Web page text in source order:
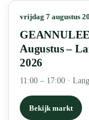
vrijdag 7 augustus
Augustus –
2026
11:00 – 17:00 ·
Bekijk markt